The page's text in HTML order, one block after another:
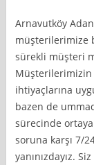
Arnavutköy
müşterilerimize
sürekli müşteri
Müşterilerimizin
ihtiyaçlarına
bazen de
sürecinde
soruna karşı 7/
yanınızdayız.